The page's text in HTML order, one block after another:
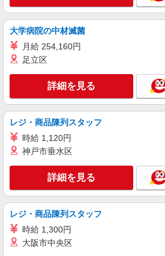
大学病院の中材滅菌
月給 254,160円
足立区
詳細を見る
レジ・商品陳列スタッフ
時給 1,120円
神戸市垂水区
詳細を見る
レジ・商品陳列スタッフ
時給 1,300円
大阪市中央区